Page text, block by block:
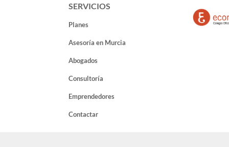
SERVICIOS
Planes
Asesoría en Murcia
Abogados
Consultoría
Emprendedores
Contactar